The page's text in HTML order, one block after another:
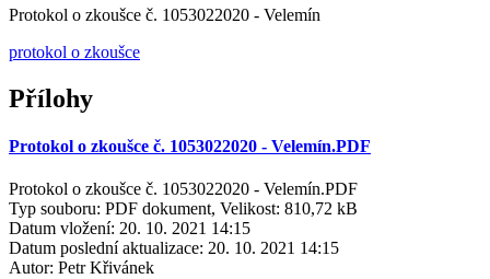
Protokol o zkoušce č. 1053022020 - Velemín
protokol o zkoušce
Přílohy
Protokol o zkoušce č. 1053022020 - Velemín.PDF
Protokol o zkoušce č. 1053022020 - Velemín.PDF
Typ souboru: PDF dokument, Velikost: 810,72 kB
Datum vložení: 20. 10. 2021 14:15
Datum poslední aktualizace: 20. 10. 2021 14:15
Autor: Petr Křivánek